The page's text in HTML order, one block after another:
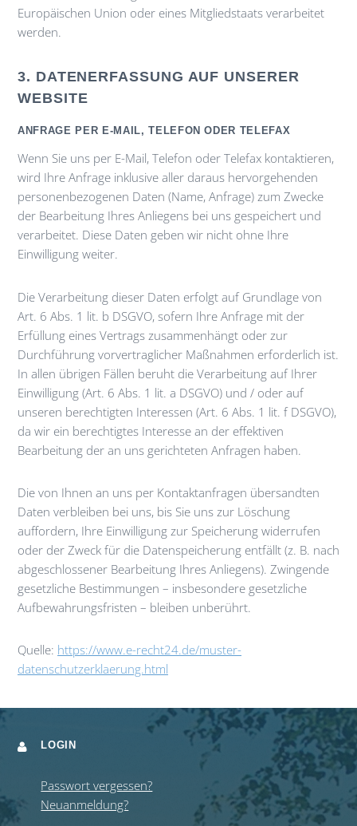
Europäischen Union oder eines Mitgliedstaats verarbeitet
werden.
3. DATENERFASSUNG AUF UNSERER
WEBSITE
ANFRAGE PER E-MAIL, TELEFON ODER TELEFAX
Wenn Sie uns per E-Mail, Telefon oder Telefax kontaktieren,
wird Ihre Anfrage inklusive aller daraus hervorgehenden
personenbezogenen Daten (Name, Anfrage) zum Zwecke
der Bearbeitung Ihres Anliegens bei uns gespeichert und
verarbeitet. Diese Daten geben wir nicht ohne Ihre
Einwilligung weiter.
Die Verarbeitung dieser Daten erfolgt auf Grundlage von
Art. 6 Abs. 1 lit. b DSGVO, sofern Ihre Anfrage mit der
Erfüllung eines Vertrags zusammenhängt oder zur
Durchführung vorvertraglicher Maßnahmen erforderlich ist.
In allen übrigen Fällen beruht die Verarbeitung auf Ihrer
Einwilligung (Art. 6 Abs. 1 lit. a DSGVO) und / oder auf
unseren berechtigten Interessen (Art. 6 Abs. 1 lit. f DSGVO),
da wir ein berechtigtes Interesse an der effektiven
Bearbeitung der an uns gerichteten Anfragen haben.
Die von Ihnen an uns per Kontaktanfragen übersandten
Daten verbleiben bei uns, bis Sie uns zur Löschung
auffordern, Ihre Einwilligung zur Speicherung widerrufen
oder der Zweck für die Datenspeicherung entfällt (z. B. nach
abgeschlossener Bearbeitung Ihres Anliegens). Zwingende
gesetzliche Bestimmungen – insbesondere gesetzliche
Aufbewahrungsfristen – bleiben unberührt.
Quelle: https://www.e-recht24.de/muster-
datenschutzerklaerung.html
LOGIN
Passwort vergessen?
Neuanmeldung?